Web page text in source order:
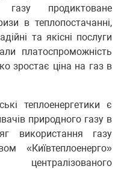
газу продиктоване
в теплопостачанні,
та якісні послуги
платоспроможність
зростає ціна на газ в
теплоенергетики є
природного газу в
використання газу
«Київтеплоенерго»